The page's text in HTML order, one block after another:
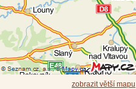
zobrazit větší mapu